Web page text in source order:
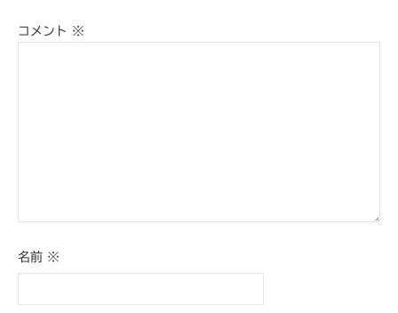
シ
コメント ※
名前 ※